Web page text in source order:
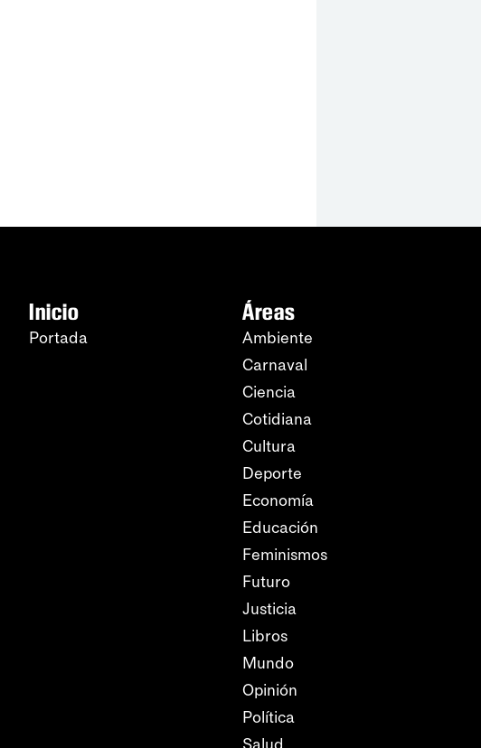
Inicio
Portada
Áreas
Ambiente
Carnaval
Ciencia
Cotidiana
Cultura
Deporte
Economía
Educación
Feminismos
Futuro
Justicia
Libros
Mundo
Opinión
Política